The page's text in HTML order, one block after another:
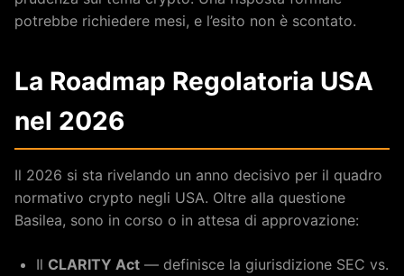
potrebbe richiedere mesi, e l’esito non è scontato.
La Roadmap Regolatoria USA
nel 2026
Il 2026 si sta rivelando un anno decisivo per il quadro
normativo crypto negli USA. Oltre alla questione
Basilea, sono in corso o in attesa di approvazione:
Il CLARITY Act — definisce la giurisdizione SEC vs.